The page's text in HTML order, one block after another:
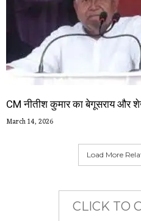
CM नीतीश कुमार का बेगूसराय और
March 14, 2026
Load More
CLICK TO